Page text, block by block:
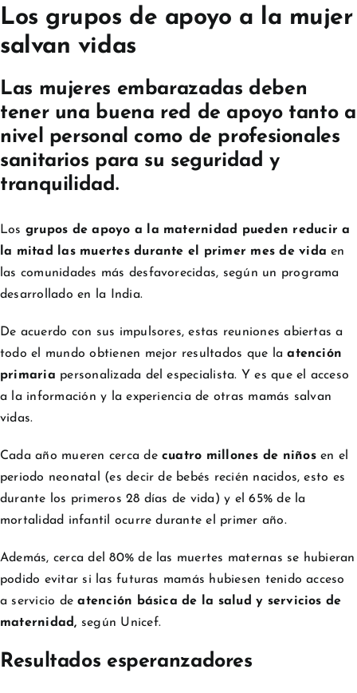
Los grupos de apoyo a la mujer
salvan vidas
Las mujeres embarazadas deben
tener una buena red de apoyo tanto a
nivel personal como de profesionales
sanitarios para su seguridad y
tranquilidad.
Los grupos de apoyo a la maternidad pueden reducir a
la mitad las muertes durante el primer mes de vidaen
las comunidades más desfavorecidas, según un programa
desarrollado en la India.
De acuerdo con sus impulsores, estas reuniones abiertas a
todo el mundo obtienen mejor resultados que laatención
primaria personalizada del especialista. Y es que el acceso
a la información y la experiencia de otras mamás salvan
vidas.
Cada año mueren cerca de cuatro millones de niñosen el
periodo neonatal (es decir de bebés recién nacidos, esto es
durante los primeros 28 días de vida) y el 65% de la
mortalidad infantil ocurre durante el primer año.
Además, cerca del 80% de las muertes maternas se hubieran
podido evitar si las futuras mamás hubiesen tenido acceso
a servicio deatención básica de la salud y servicios de
maternidad, según Unicef.
Resultados esperanzadores